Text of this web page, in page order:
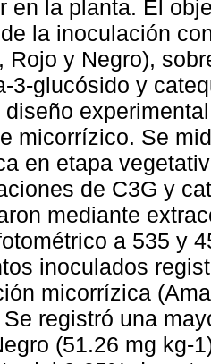
en la planta. El
la inoculación
Rojo y Negro),
3-glucósido y
diseño
micorrízico. Se
en etapa
de C3G y
mediante
a 535 y
inoculados
micorrízica
registró una
(51.26 mg kg-